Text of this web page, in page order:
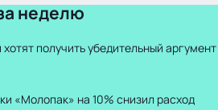
неделю
получить убедительный аргумент
«Молопак» на 10% снизил расход